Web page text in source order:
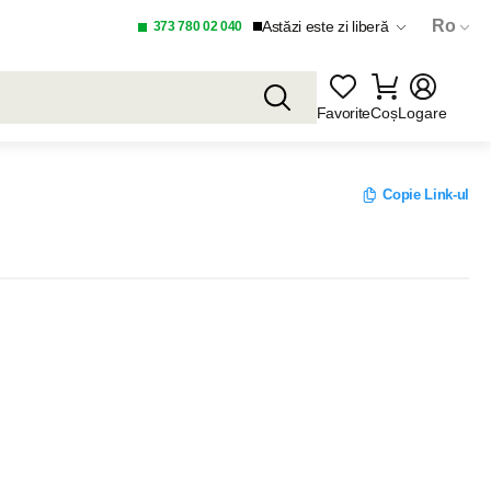
373 780 02 040 Astăzi este zi liberă Ro
FavoriteCoșLogare
Copie Link-ul